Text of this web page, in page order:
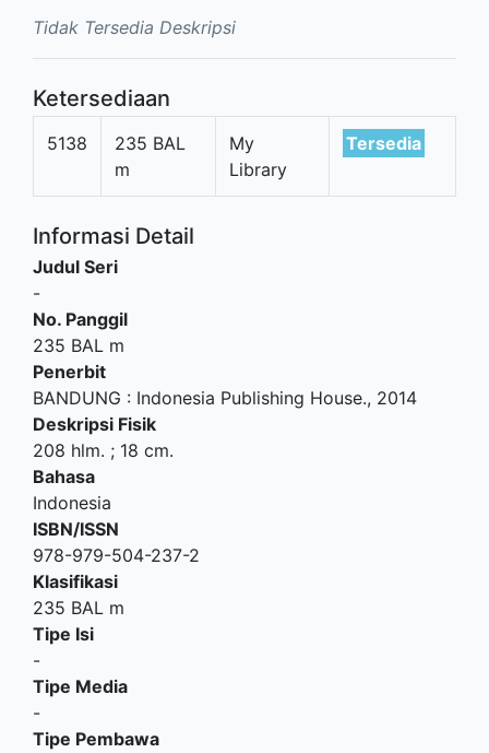
Tidak Tersedia Deskripsi
Ketersediaan
5138
235 BAL
m
My
Library
Tersedia
Informasi Detail
Judul Seri
-
No. Panggil
235 BAL m
Penerbit
BANDUNG : Indonesia Publishing House., 2014
Deskripsi Fisik
208 hlm. ; 18 cm.
Bahasa
Indonesia
ISBN/ISSN
978-979-504-237-2
Klasifikasi
235 BAL m
Tipe Isi
-
Tipe Media
-
Tipe Pembawa